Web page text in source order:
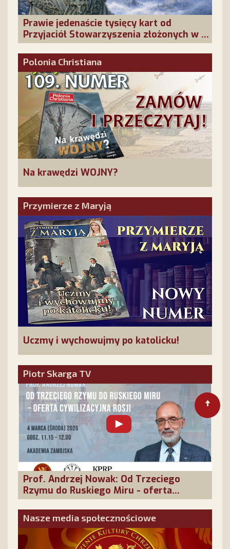
Prawie jedenaście tysięcy kart od
Przyjaciół Stowarzyszenia złożonych w La
Salette!
Polonia Christiana
Na krawędzi WOJNY?
Przymierze z Maryją
Uczmy i wychowujmy po katolicku!
Piotr Skarga TV
Prof. Andrzej Nowak: Od Trzeciego
Rzymu do Ruskiego Miru - oferta
cywilizacyjna Rosji
Nasze media społecznościowe